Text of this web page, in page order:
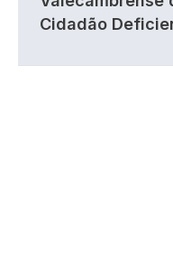
Cidadão